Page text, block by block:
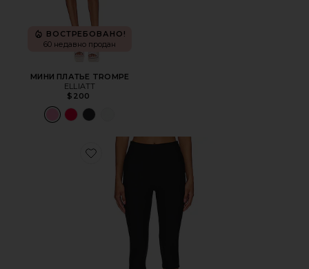
ВОСТРЕБОВАНО!
60 недавно продан
МИНИ ПЛАТЬЕ TROMPE
ELLIATT
$200
Favorite КАПРИ CHAYA